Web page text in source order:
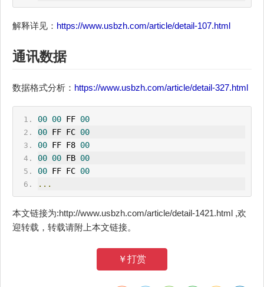
解释详见： https://www.usbzh.com/article/detail-107.html
通讯数据
数据格式分析： https://www.usbzh.com/article/detail-327.html
00 00 FF 00
00 FF FC 00
00 FF F8 00
00 00 FB 00
00 FF FC 00
...
本文链接为:http://www.usbzh.com/article/detail-1421.html ,欢
迎转载，转载请附上本文链接。
￥打赏